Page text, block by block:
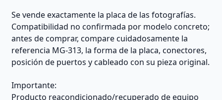
Se vende exactamente la placa de las fotografías.
Compatibilidad no confirmada por modelo concreto;
antes de comprar, compare cuidadosamente la
referencia MG-313, la forma de la placa, conectores,
posición de puertos y cableado con su pieza original.
Importante:
Producto reacondicionado/recuperado de equipo